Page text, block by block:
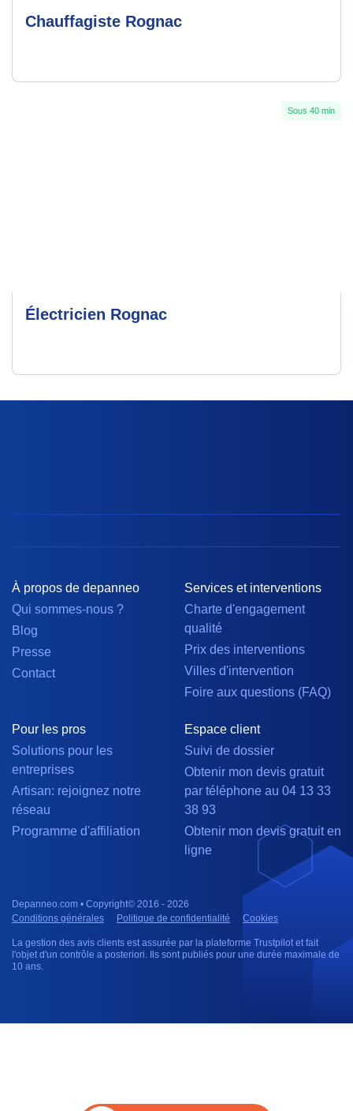
Chauffagiste Rognac
Sous 40 min
Électricien Rognac
À propos de depanneo
Qui sommes-nous ?
Blog
Presse
Contact
Services et interventions
Charte d'engagement
qualité
Prix des interventions
Villes d'intervention
Foire aux questions (FAQ)
Pour les pros
Solutions pour les
entreprises
Artisan: rejoignez notre
réseau
Programme d'affiliation
Espace client
Suivi de dossier
Obtenir mon devis gratuit
par téléphone au 04 13 33
38 93
Obtenir mon devis gratuit en
ligne
Depanneo.com • Copyright© 2016 - 2026
Conditions générales
Politique de confidentialité Cookies
La gestion des avis clients est assurée par la plateforme Trustpilot et fait
l'objet d'un contrôle a posteriori. Ils sont publiés pour une durée maximale de
10 ans.